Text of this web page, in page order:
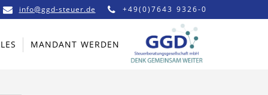
info@ggd-steuer.de +49(0)7643 9326-0
MANDANT WERDEN